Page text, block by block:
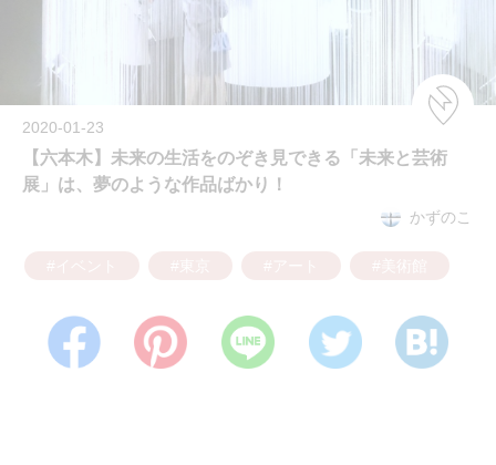
2020-01-23
【六本木】未来の生活をのぞき見できる「未来と芸術
展」は、夢のような作品ばかり！
かずのこ